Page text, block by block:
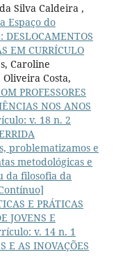
Silva Caldeira ,
Espaço do
EM CURRÍCULO
Caroline
Costa,
PROFESSORES
NOS ANOS
v. 18 n. 2
problematizamos e
metodológicas e
da filosofia da
E PRÁTICAS
JOVENS E
v. 14 n. 1
E AS INOVAÇÕES